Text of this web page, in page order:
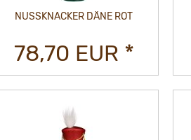
NUSSKNACKER DÄNE ROT
78,70 EUR *